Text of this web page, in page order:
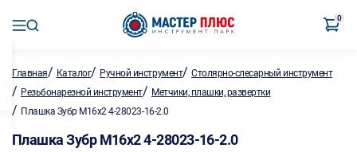
0
Главная/ Каталог/ Ручной инструмент/Столярно-слесарный инструмент
/ Резьбонарезной инструмент/ Метчики, плашки, развертки
/ Плашка Зубр М16х2 4-28023-16-2.0
Плашка Зубр М16х2 4-28023-16-2.0